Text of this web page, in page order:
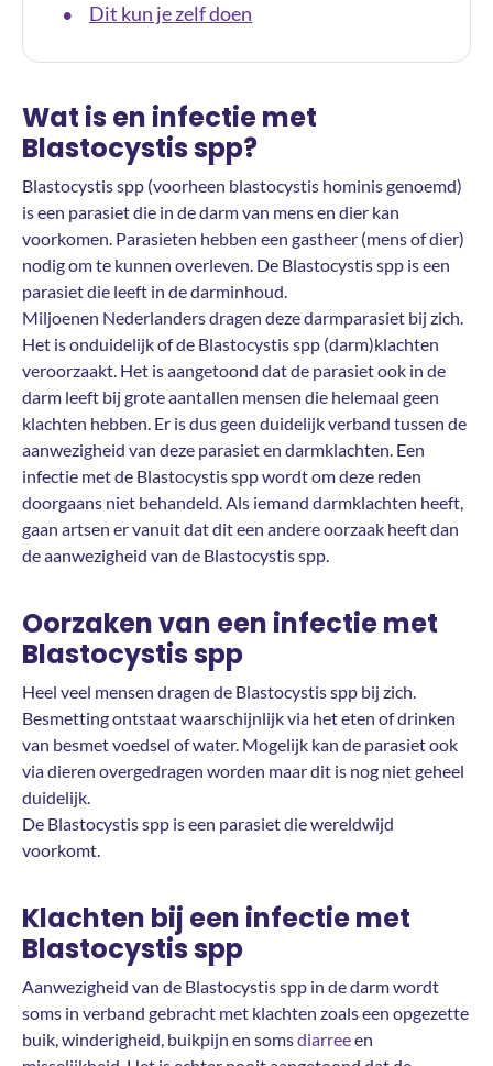
• Dit kun je zelf doen
Wat is en infectie met
Blastocystis spp?
Blastocystis spp (voorheen blastocystis hominis genoemd)
is een parasiet die in de darm van mens en dier kan
voorkomen. Parasieten hebben een gastheer (mens of dier)
nodig om te kunnen overleven. De Blastocystis spp is een
parasiet die leeft in de darminhoud.
Miljoenen Nederlanders dragen deze darmparasiet bij zich.
Het is onduidelijk of de Blastocystis spp (darm)klachten
veroorzaakt. Het is aangetoond dat de parasiet ook in de
darm leeft bij grote aantallen mensen die helemaal geen
klachten hebben. Er is dus geen duidelijk verband tussen de
aanwezigheid van deze parasiet en darmklachten. Een
infectie met de Blastocystis spp wordt om deze reden
doorgaans niet behandeld. Als iemand darmklachten heeft,
gaan artsen er vanuit dat dit een andere oorzaak heeft dan
de aanwezigheid van de Blastocystis spp.
Oorzaken van een infectie met
Blastocystis spp
Heel veel mensen dragen de Blastocystis spp bij zich.
Besmetting ontstaat waarschijnlijk via het eten of drinken
van besmet voedsel of water. Mogelijk kan de parasiet ook
via dieren overgedragen worden maar dit is nog niet geheel
duidelijk.
De Blastocystis spp is een parasiet die wereldwijd
voorkomt.
Klachten bij een infectie met
Blastocystis spp
Aanwezigheid van de Blastocystis spp in de darm wordt
soms in verband gebracht met klachten zoals een opgezette
buik, winderigheid, buikpijn en somsdiarreeen